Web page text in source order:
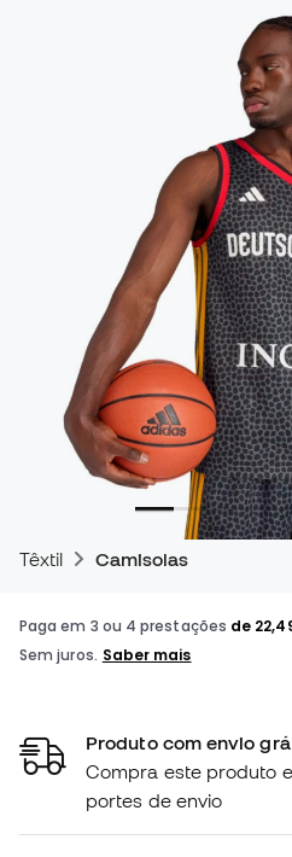
Têxtil Camisolas
Produto com envio
Compra este produto
portes de envio